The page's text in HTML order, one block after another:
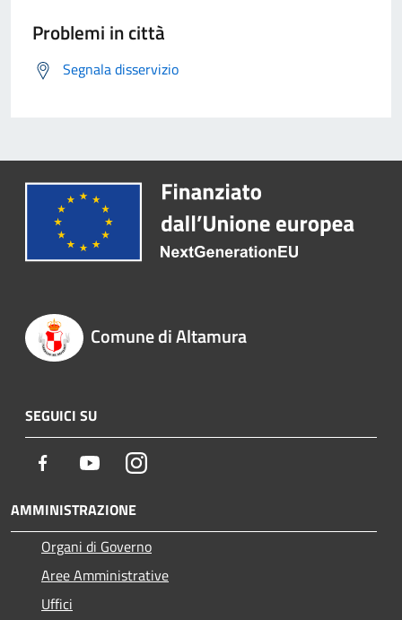
Problemi in città
Segnala disservizio
Comune di Altamura
SEGUICI SU
Facebook YoutubeInstagram
AMMINISTRAZIONE
Organi di Governo
Aree Amministrative
Uffici